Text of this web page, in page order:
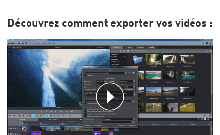
Découvrez comment exporter vos vidéos :